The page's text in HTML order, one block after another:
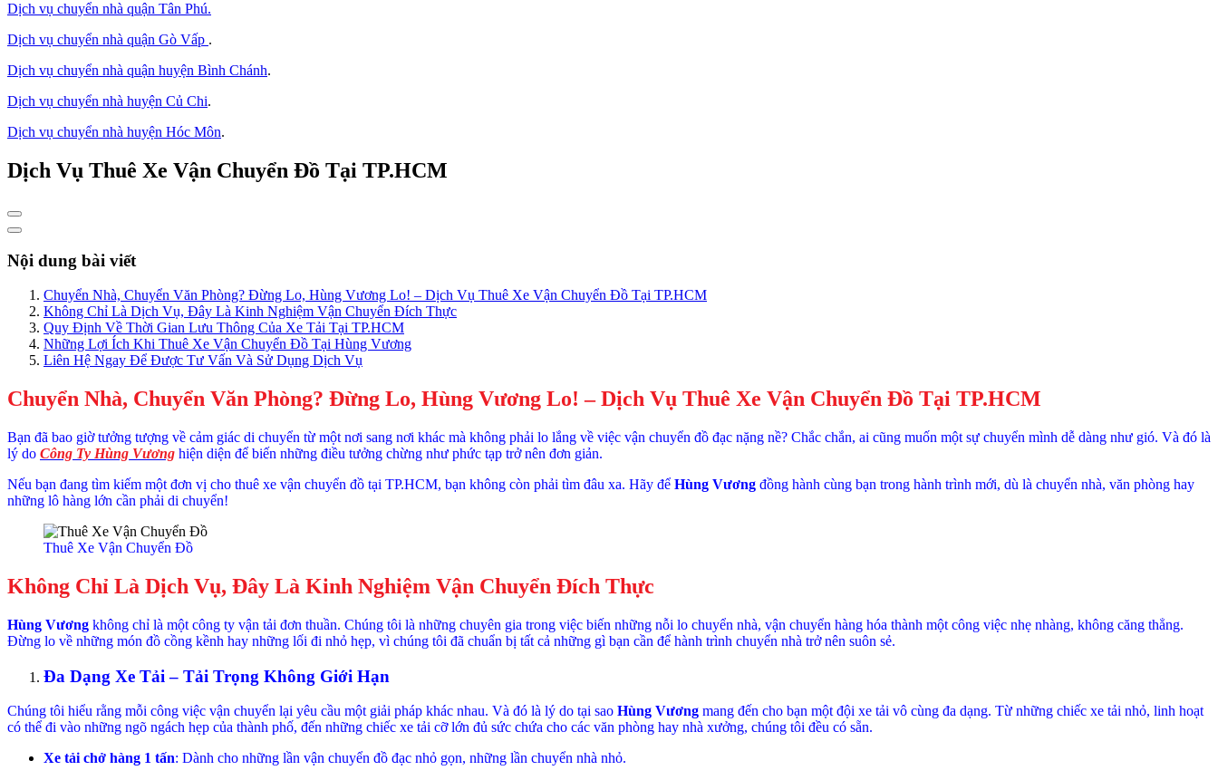
Dịch vụ chuyển nhà quận Tân Phú.
Dịch vụ chuyển nhà quận Gò Vấp .
Dịch vụ chuyển nhà quận huyện Bình Chánh.
Dịch vụ chuyển nhà huyện Củ Chi.
Dịch vụ chuyển nhà huyện Hóc Môn.
Dịch Vụ Thuê Xe Vận Chuyển Đồ Tại TP.HCM
Nội dung bài viết
Chuyển Nhà, Chuyển Văn Phòng? Đừng Lo, Hùng Vương Lo! – Dịch Vụ Thuê Xe Vận Chuyển Đồ Tại TP.HCM
Không Chỉ Là Dịch Vụ, Đây Là Kinh Nghiệm Vận Chuyển Đích Thực
Quy Định Về Thời Gian Lưu Thông Của Xe Tải Tại TP.HCM
Những Lợi Ích Khi Thuê Xe Vận Chuyển Đồ Tại Hùng Vương
Liên Hệ Ngay Để Được Tư Vấn Và Sử Dụng Dịch Vụ
Chuyển Nhà, Chuyển Văn Phòng? Đừng Lo, Hùng Vương Lo! – Dịch Vụ Thuê Xe Vận Chuyển Đồ Tại TP.HCM
Bạn đã bao giờ tưởng tượng về cảm giác di chuyển từ một nơi sang nơi khác mà không phải lo lắng về việc vận chuyển đồ đạc nặng nề? Chắc chắn, ai cũng muốn một sự chuyển mình dễ dàng như gió. Và đó là
lý do Công Ty Hùng Vương hiện diện để biến những điều tưởng chừng như phức tạp trở nên đơn giản.
Nếu bạn đang tìm kiếm một đơn vị cho thuê xe vận chuyển đồ tại TP.HCM, bạn không còn phải tìm đâu xa. Hãy để Hùng Vương đồng hành cùng bạn trong hành trình mới, dù là chuyển nhà, văn phòng hay
những lô hàng lớn cần phải di chuyển!
Thuê Xe Vận Chuyển Đồ
Không Chỉ Là Dịch Vụ, Đây Là Kinh Nghiệm Vận Chuyển Đích Thực
Hùng Vương không chỉ là một công ty vận tải đơn thuần. Chúng tôi là những chuyên gia trong việc biến những nỗi lo chuyển nhà, vận chuyển hàng hóa thành một công việc nhẹ nhàng, không căng thẳng.
Đừng lo về những món đồ cồng kềnh hay những lối đi nhỏ hẹp, vì chúng tôi đã chuẩn bị tất cả những gì bạn cần để hành trình chuyển nhà trở nên suôn sẻ.
Đa Dạng Xe Tải – Tải Trọng Không Giới Hạn
Chúng tôi hiểu rằng mỗi công việc vận chuyển lại yêu cầu một giải pháp khác nhau. Và đó là lý do tại sao Hùng Vương mang đến cho bạn một đội xe tải vô cùng đa dạng. Từ những chiếc xe tải nhỏ, linh hoạt
có thể đi vào những ngõ ngách hẹp của thành phố, đến những chiếc xe tải cỡ lớn đủ sức chứa cho các văn phòng hay nhà xưởng, chúng tôi đều có sẵn.
Xe tải chở hàng 1 tấn: Dành cho những lần vận chuyển đồ đạc nhỏ gọn, những lần chuyển nhà nhỏ.